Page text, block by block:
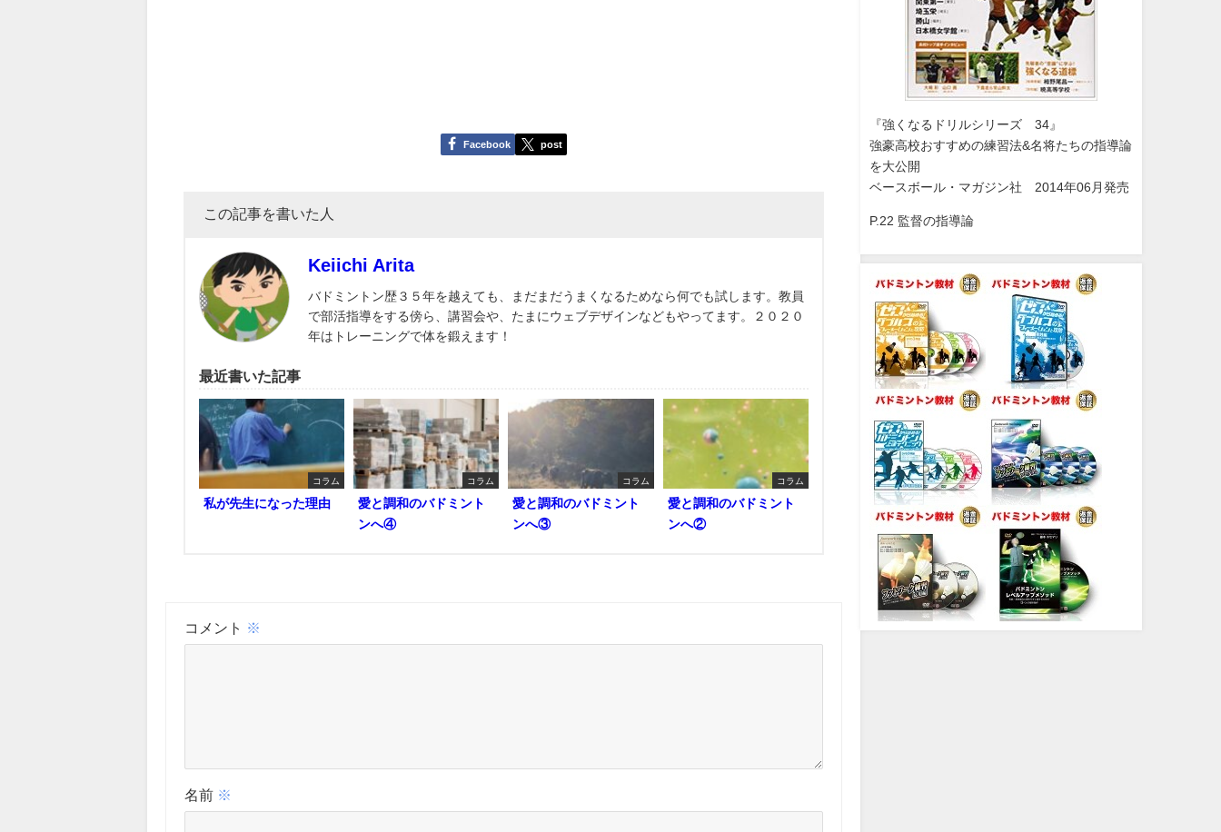
Facebook post
この記事を書いた人
Keiichi Arita
バドミントン歴３５年を越えても、まだまだうまくなるためなら何でも試します。教員
で部活指導をする傍ら、講習会や、たまにウェブデザインなどもやってます。２０２０
年はトレーニングで体を鍛えます！
最近書いた記事
コラム
私が先生になった理由
コラム
愛と調和のバドミント
ンへ④
コラム
愛と調和のバドミント
ンへ③
コラム
愛と調和のバドミント
ンへ②
コメント ※
名前 ※
『強くなるドリルシリーズ 34』
強豪高校おすすめの練習法&名将たちの指導論
を大公開
ベースボール・マガジン社 2014年06月発売
P.22 監督の指導論